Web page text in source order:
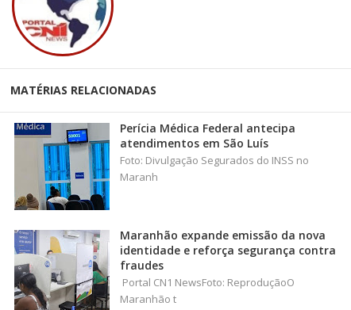
MATÉRIAS RELACIONADAS
Perícia Médica Federal antecipa
atendimentos em São Luís
Foto: Divulgação Segurados do INSS no
Maranh
Maranhão expande emissão da nova
identidade e reforça segurança contra
fraudes
Portal CN1 NewsFoto: ReproduçãoO
Maranhão t